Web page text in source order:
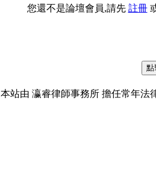
您還不是論壇會員,請先 註冊
本站由 瀛睿律師事務所 擔任常年法